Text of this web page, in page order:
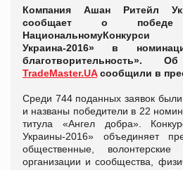
Компания Ашан Ритейл
сообщает о
НациональномуКонкурси
Украина-2016» в
благотворительность».
TradeMaster.UAсообщили в
Среди 744 поданных заявок
и названы победители в 22
титула «Ангел добра».
Украины-2016» объединяет
общественные, волонтерские
организации и сообщества,